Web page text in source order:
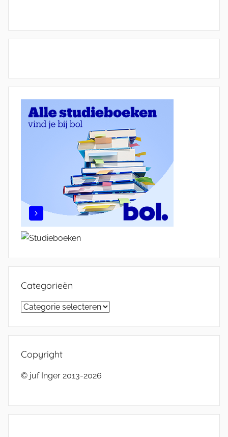
Categorieën
Categorieën
Copyright
© juf Inger 2013-2026